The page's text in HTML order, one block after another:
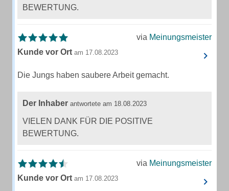
BEWERTUNG.
via Meinungsmeister
Kunde vor Ort am 17.08.2023
Die Jungs haben saubere Arbeit gemacht.
Der Inhaber antwortete am 18.08.2023
VIELEN DANK FÜR DIE POSITIVE
BEWERTUNG.
via Meinungsmeister
Kunde vor Ort am 17.08.2023